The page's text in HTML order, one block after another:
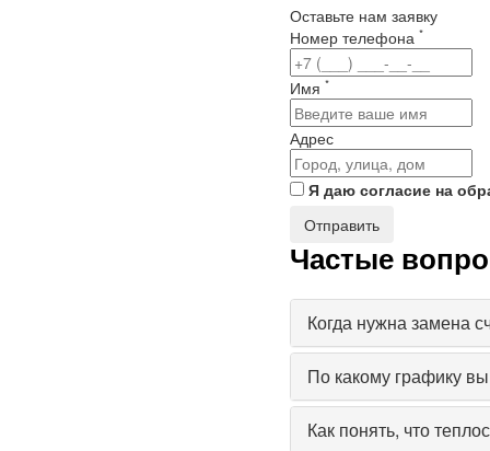
Оставьте нам заявку
Номер телефона *
Имя *
Адрес
Я даю согласие на
Частые
Когда нужна замена
По какому графику
Как понять, что